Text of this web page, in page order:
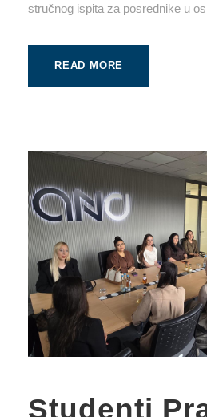
stručnog ispita za posrednike u
READ MORE
Studenti